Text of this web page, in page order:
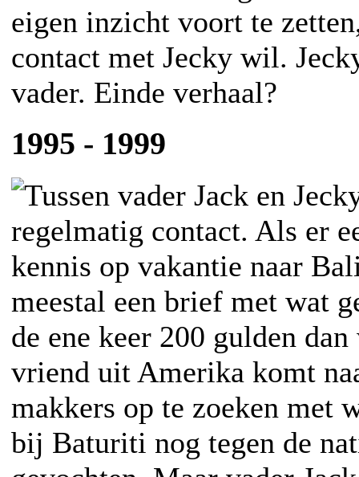
eigen inzicht voort te
contact met Jecky wil.
vader. Einde verhaal?
1995 - 1999
Tussen vader Jack en
regelmatig contact. Als er
kennis op vakantie naar
meestal een brief met wat
de ene keer 200 gulden
vriend uit Amerika komt
makkers op te zoeken met
bij Baturiti nog tegen de